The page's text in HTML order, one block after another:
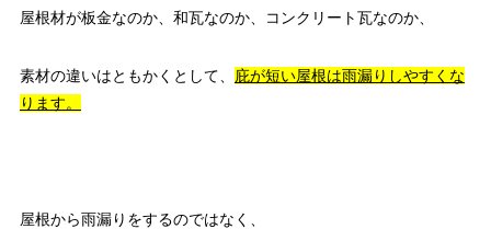
屋根材が板金なのか、和瓦なのか、コンクリート瓦なのか、
素材の違いはともかくとして、
庇が短い屋根は雨漏りしやすくな
ります。
屋根から雨漏りをするのではなく、